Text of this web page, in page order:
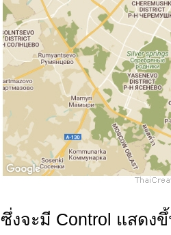
ซึ่งจะมี Control แสดง